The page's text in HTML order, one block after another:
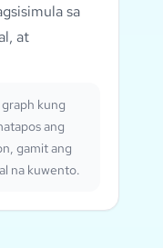
sa
at
kung
ang
gamit ang
na kuwento.